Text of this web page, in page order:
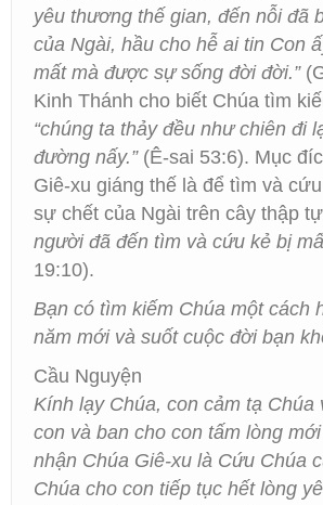
yêu thương thế gian, đến nỗi đã
của Ngài, hầu cho hễ ai tin Con
mất mà được sự sống đời đời.”
Kinh Thánh cho biết Chúa tìm
“chúng ta thảy đều như chiên đi
đường nấy.”(Ê-sai 53:6). Mục
Giê-xu giáng thế là để tìm và
sự chết của Ngài trên cây thập
người đã đến tìm và cứu kẻ bị
19:10).
Bạn có tìm kiếm Chúa một cách
năm mới và suốt cuộc đời bạn
Cầu Nguyện
Kính lạy Chúa, con cảm tạ Chúa
con và ban cho con tấm lòng
nhận Chúa Giê-xu là Cứu Chúa
Chúa cho con tiếp tục hết lòng